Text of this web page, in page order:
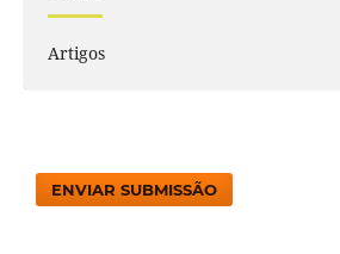
Artigos
ENVIAR SUBMISSÃO